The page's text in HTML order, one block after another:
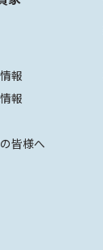
報
報
皆様へ